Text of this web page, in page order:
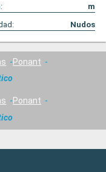
m
Nudos
Ponant
Ponant